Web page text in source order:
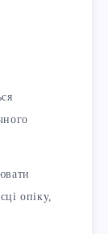
опіку,